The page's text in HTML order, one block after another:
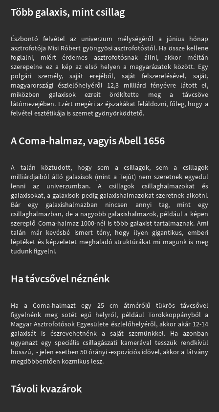
Több galaxis, mint csillag
Észbontó felvétel az univerzum mélységéről a június hónap
asztrofotója Misi Róbert gyöngyösi asztrofotóstól. Ha össze kellene
foglalni, miért érdemes asztrofotósnak állni, akkor méltán
szerepelne ez a kép az első helyen a magyarázatok között. Egy
polgári személy, saját erejéből, saját felszerelésével, saját,
magyarországi észlelőhelyéről 12,3 milliárd fényévre látott el,
miközben galaxisok ezreit örökítette meg a távcsöve
látómezejében. Ezért megéri az éjszakákat feláldozni, főleg, hogy a
felvétel esztétikája is szemet gyönyörködtető.
A Coma-halmaz, vagyis Abell 1656
A talán köztudott, hogy sem a csillagok, sem a csillagok
milliárdjaiból álló galaxisok (mint a Tejút) nem szeretnek egyedül
lenni az univerzumban. A csillagok csillaghalmazokat és
galaxisokat, a galaxisok pedig galaxishalmazokat szeretnek alkotni.
Bár egy galaxishalmazban nincsen annyi tag, mint egy
csillaghalmazban, de a nagyobb galaxishalmazok, például a képen
szereplő Coma-halmaz 1000-nél is több galaxist tartalmaznak. Ami
talán már kevésbé ismert tény, hogy ilyen gigantikus, emberi
léptéket és képzeletet meghaladó struktúrákat mi magunk is meg
tudunk figyelni.
Ha távcsővel néznénk
Ha a Coma-halmazt egy 25 cm átmérőjű tükrös távcsővel
figyelnénk meg sötét egű helyről, például Törökkoppányból a
Magyar Asztrofotósok Egyesülete észlelőhelyéről, akkor akár 12-14
galaxisát is észrevehetnénk a saját szemünkkel. Ha azonban
ugyanazt egy speciális csillagászati kamerával tesszük rendkívül
hosszú, - jelen esetben 50 órányi -expozíciós idővel, akkor a látvány
megdöbbentően kozmikus lesz.
Távoli kvazárok